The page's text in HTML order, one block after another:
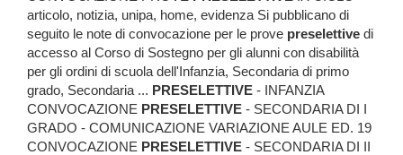
articolo, notizia, unipa, home, evidenza Si pubblicano di
seguito le note di convocazione per le prove preselettive di
accesso al Corso di Sostegno per gli alunni con disabilità
per gli ordini di scuola dell'Infanzia, Secondaria di primo
grado, Secondaria ... PRESELETTIVE - INFANZIA
CONVOCAZIONE PRESELETTIVE - SECONDARIA DI I
GRADO - COMUNICAZIONE VARIAZIONE AULE ED. 19
CONVOCAZIONE PRESELETTIVE - SECONDARIA DI II